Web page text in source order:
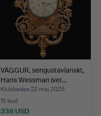
VÄGGUR, sengustavianskt,
Hans Wessman (ver…
Klubbades 22 maj 2025
15 bud
338 USD